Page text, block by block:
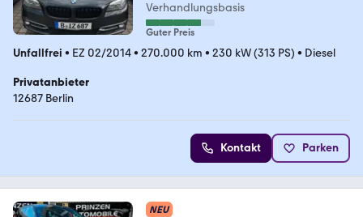
Verhandlungsbasis
Guter Preis
Unfallfrei • EZ 02/2014• 270.000 km • 230 kW (313 PS) • Diesel
Privatanbieter
12687 Berlin
Kontakt Parken
NEU